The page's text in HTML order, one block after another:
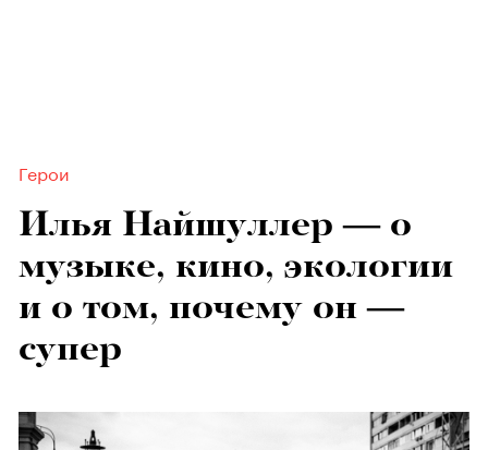
Герои
Илья Найшуллер — о
музыке, кино, экологии
и о том, почему он —
супер